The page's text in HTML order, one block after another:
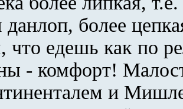
данлоп, более
что едешь как по
- комфорт!
и